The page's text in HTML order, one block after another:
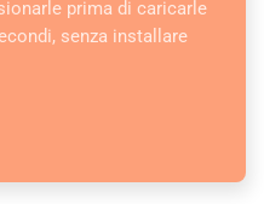
prima di caricarle
senza installare